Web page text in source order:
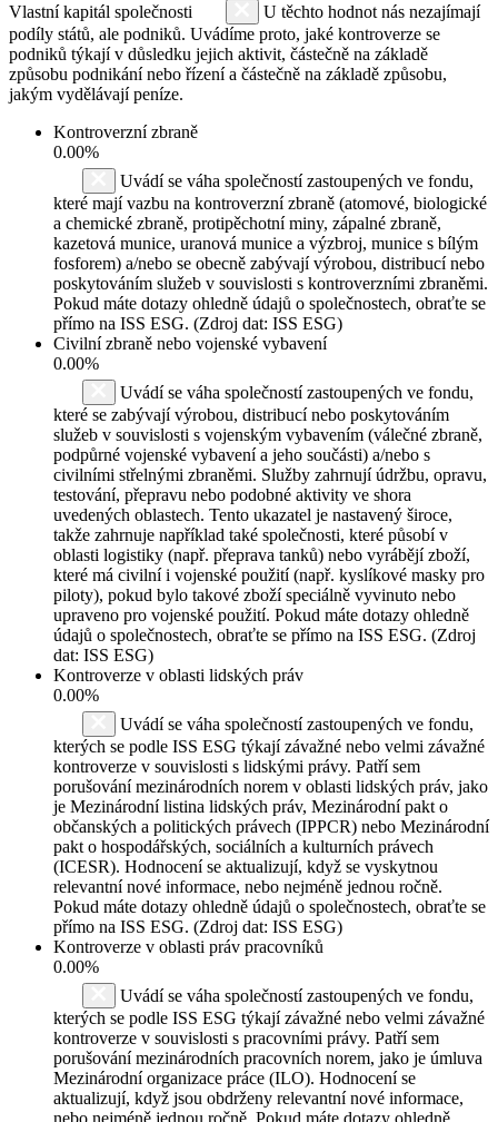
Vlastní kapitál společnosti
U těchto hodnot nás nezajímají
podíly států, ale podniků. Uvádíme proto, jaké kontroverze se
podniků týkají v důsledku jejich aktivit, částečně na základě
způsobu podnikání nebo řízení a částečně na základě způsobu,
jakým vydělávají peníze.
Kontroverzní zbraně
0.00%
Uvádí se váha společností zastoupených ve fondu,
které mají vazbu na kontroverzní zbraně (atomové, biologické
a chemické zbraně, protipěchotní miny, zápalné zbraně,
kazetová munice, uranová munice a výzbroj, munice s bílým
fosforem) a/nebo se obecně zabývají výrobou, distribucí nebo
poskytováním služeb v souvislosti s kontroverzními zbraněmi.
Pokud máte dotazy ohledně údajů o společnostech, obraťte se
přímo na ISS ESG. (Zdroj dat: ISS ESG)
Civilní zbraně nebo vojenské vybavení
0.00%
Uvádí se váha společností zastoupených ve fondu,
které se zabývají výrobou, distribucí nebo poskytováním
služeb v souvislosti s vojenským vybavením (válečné zbraně,
podpůrné vojenské vybavení a jeho součásti) a/nebo s
civilními střelnými zbraněmi. Služby zahrnují údržbu, opravu,
testování, přepravu nebo podobné aktivity ve shora
uvedených oblastech. Tento ukazatel je nastavený široce,
takže zahrnuje například také společnosti, které působí v
oblasti logistiky (např. přeprava tanků) nebo vyrábějí zboží,
které má civilní i vojenské použití (např. kyslíkové masky pro
piloty), pokud bylo takové zboží speciálně vyvinuto nebo
upraveno pro vojenské použití. Pokud máte dotazy ohledně
údajů o společnostech, obraťte se přímo na ISS ESG. (Zdroj
dat: ISS ESG)
Kontroverze v oblasti lidských práv
0.00%
Uvádí se váha společností zastoupených ve fondu,
kterých se podle ISS ESG týkají závažné nebo velmi závažné
kontroverze v souvislosti s lidskými právy. Patří sem
porušování mezinárodních norem v oblasti lidských práv, jako
je Mezinárodní listina lidských práv, Mezinárodní pakt o
občanských a politických právech (IPPCR) nebo Mezinárodní
pakt o hospodářských, sociálních a kulturních právech
(ICESR). Hodnocení se aktualizují, když se vyskytnou
relevantní nové informace, nebo nejméně jednou ročně.
Pokud máte dotazy ohledně údajů o společnostech, obraťte se
přímo na ISS ESG. (Zdroj dat: ISS ESG)
Kontroverze v oblasti práv pracovníků
0.00%
Uvádí se váha společností zastoupených ve fondu,
kterých se podle ISS ESG týkají závažné nebo velmi závažné
kontroverze v souvislosti s pracovními právy. Patří sem
porušování mezinárodních pracovních norem, jako je úmluva
Mezinárodní organizace práce (ILO). Hodnocení se
aktualizují, když jsou obdrženy relevantní nové informace,
nebo nejméně jednou ročně. Pokud máte dotazy ohledně